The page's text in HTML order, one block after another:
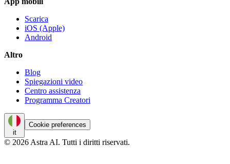
Scarica
iOS (Apple)
Android
Altro
Blog
Spiegazioni video
Centro assistenza
Programma Creatori
it
Cookie preferences
© 2026 Astra AI. Tutti i diritti riservati.